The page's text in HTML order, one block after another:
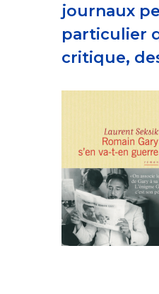
journaux
particulier
critique,